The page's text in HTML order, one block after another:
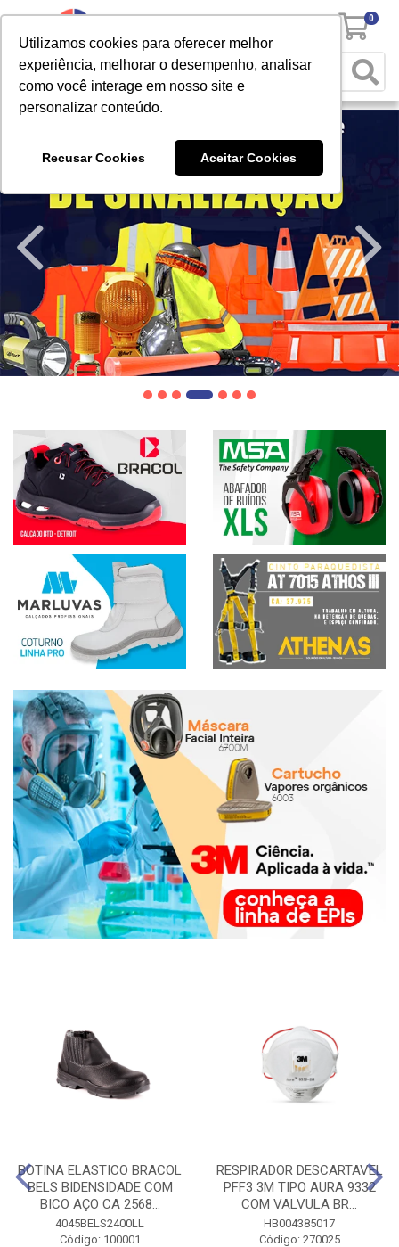
Utilizamos cookies para oferecer melhor
experiência, melhorar o desempenho, analisar
como você interage em nosso site e
personalizar conteúdo.
Recusar Cookies Aceitar Cookies
0
BOTINA ELASTICO BRACOL
BELS BIDENSIDADE COM
BICO AÇO CA 2568...
4045BELS2400LL
Código: 100001
RESPIRADOR DESCARTAVEL
PFF3 3M TIPO AURA 9332
COM VALVULA BR...
HB004385017
Código: 270025